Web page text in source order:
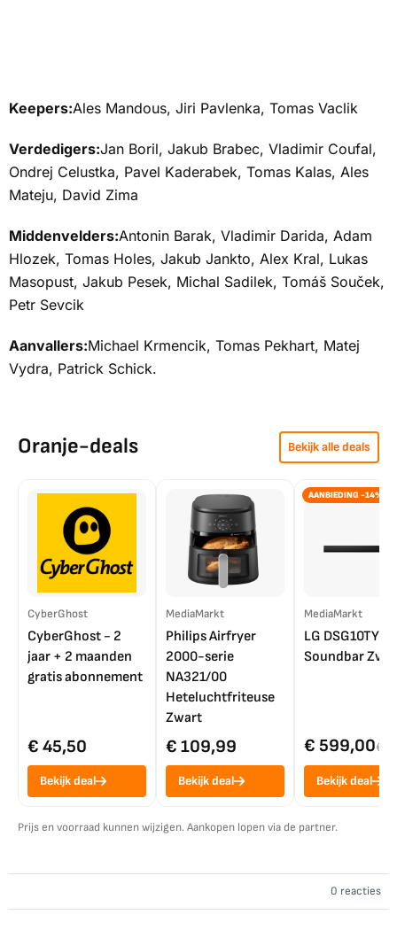
Keepers:Ales Mandous, Jiri Pavlenka, Tomas Vaclik
Verdedigers:Jan Boril, Jakub Brabec, Vladimir Coufal,
Ondrej Celustka, Pavel Kaderabek, Tomas Kalas, Ales
Mateju, David Zima
Middenvelders:Antonin Barak, Vladimir Darida, Adam
Hlozek, Tomas Holes, Jakub Jankto, Alex Kral, Lukas
Masopust, Jakub Pesek, Michal Sadilek, Tomáš Souček,
Petr Sevcik
Aanvallers:Michael Krmencik, Tomas Pekhart, Matej
Vydra, Patrick Schick.
Oranje-deals Bekijk alle deals
CyberGhost
CyberGhost - 2
jaar + 2 maanden
gratis abonnement
€ 45,50
Bekijk deal
MediaMarkt
Philips Airfryer
2000-serie
NA321/00
Heteluchtfriteuse
Zwart
€ 109,99
Bekijk deal
AANBIEDING -14%
MediaMarkt
LG DSG10TY
Soundbar
€ 599,00€
Bekijk deal
Prijs en voorraad kunnen wijzigen. Aankopen lopen via de partner.
0 reacties